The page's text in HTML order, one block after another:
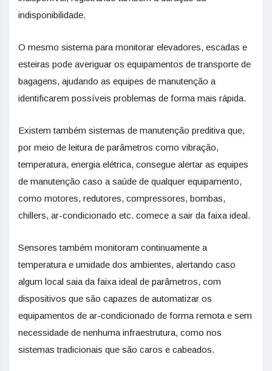
indisponibilidade.
O mesmo sistema para monitorar elevadores, escadas e
esteiras pode averiguar os equipamentos de transporte de
bagagens, ajudando as equipes de manutenção a
identificarem possíveis problemas de forma mais rápida.
Existem também sistemas de manutenção preditiva que,
por meio de leitura de parâmetros como vibração,
temperatura, energia elétrica, consegue alertar as equipes
de manutenção caso a saúde de qualquer equipamento,
como motores, redutores, compressores, bombas,
chillers, ar-condicionado etc. comece a sair da faixa ideal.
Sensores também monitoram continuamente a
temperatura e umidade dos ambientes, alertando caso
algum local saia da faixa ideal de parâmetros, com
dispositivos que são capazes de automatizar os
equipamentos de ar-condicionado de forma remota e sem
necessidade de nenhuma infraestrutura, como nos
sistemas tradicionais que são caros e cabeados.